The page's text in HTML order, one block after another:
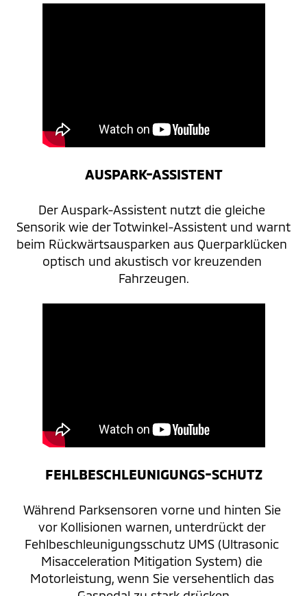
AUSPARK-ASSISTENT
Der Auspark-Assistent nutzt die gleiche
Sensorik wie der Totwinkel-Assistent und warnt
beim Rückwärtsausparken aus Querparklücken
optisch und akustisch vor kreuzenden
Fahrzeugen.
FEHLBESCHLEUNIGUNGS-SCHUTZ
Während Parksensoren vorne und hinten Sie
vor Kollisionen warnen, unterdrückt der
Fehlbeschleunigungsschutz UMS (Ultrasonic
Misacceleration Mitigation System) die
Motorleistung, wenn Sie versehentlich das